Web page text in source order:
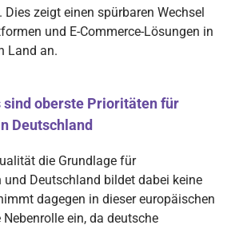
zeigt einen spürbaren Wechsel
und E-Commerce-Lösungen in
Land an.
sind oberste Prioritäten für
Deutschland
die Grundlage für
Deutschland bildet dabei keine
dagegen in dieser europäischen
ein, da deutsche